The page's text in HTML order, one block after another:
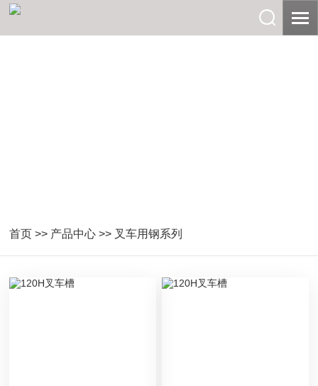
首页 >> 产品中心 >> 叉车用钢系列